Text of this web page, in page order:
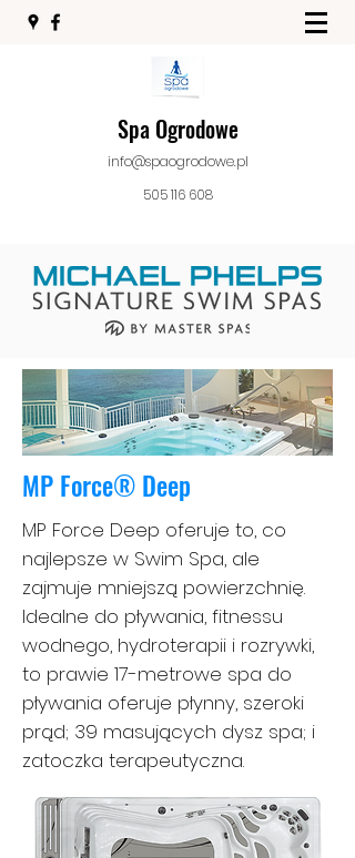
Spa Ogrodowe
info@spaogrodowe.pl
505 116 608
MP Force® Deep
MP Force Deep oferuje to, co
najlepsze w Swim Spa, ale
zajmuje mniejszą powierzchnię.
Idealne do pływania, fitnessu
wodnego, hydroterapii i rozrywki,
to prawie 17-metrowe spa do
pływania oferuje płynny, szeroki
prąd; 39 masujących dysz spa; i
zatoczka terapeutyczna.